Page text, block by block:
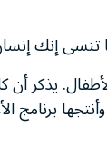
تنسى إنك
يذكر
برنامج